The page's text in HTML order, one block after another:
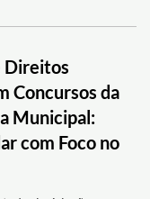
Direitos
Concursos da
Municipal:
com Foco no